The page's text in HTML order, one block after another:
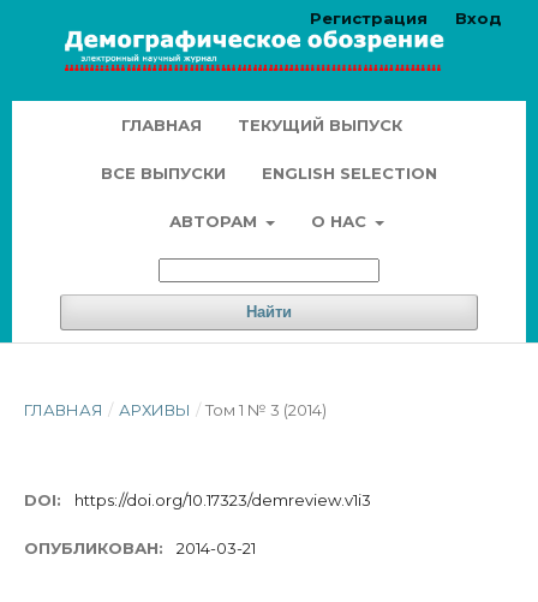
ГЛАВНАЯ ТЕКУЩИЙ ВЫПУСК
ВСЕ ВЫПУСКИ ENGLISH SELECTION
АВТОРАМ О НАС
Найти
Регистрация Вход
ГЛАВНАЯ / АРХИВЫ / Том 1 № 3 (2014)
DOI: https://doi.org/10.17323/demreview.v1i3
ОПУБЛИКОВАН: 2014-03-21